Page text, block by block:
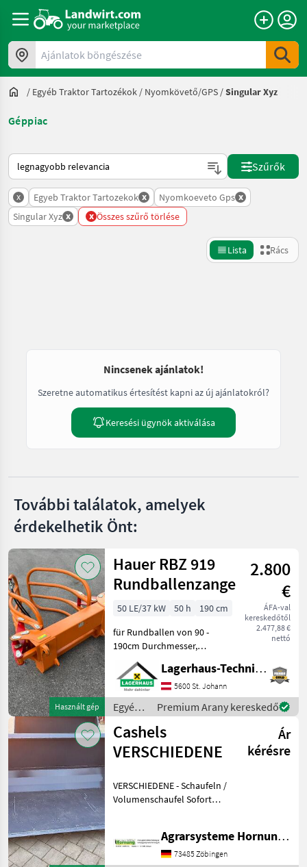
Ajánlatok böngészése
/ Egyéb Traktor Tartozékok / Nyomkövető/GPS /Singular Xyz
Géppiac
Így van sorba rendezve a Landwirt.com-on
Szűrők
x Egyeb Traktor Tartozekok x Nyomkoeveto Gps x
Singular Xyz x x Összes szűrő törlése
Lista Rács
Nincsenek ajánlatok!
Szeretne automatikus értesítést kapni az új ajánlatokról?
Keresési ügynök aktiválása
További találatok, amelyek
érdekelhetik Önt:
Használt gép
Hauer RBZ 919
Rundballenzange
2.800
€
ÁFA-val
kereskedőtől
2.477,88 €
nettó
50 LE/37 kW 50 h
190 cm
für Rundballen von 90 -
190cm Durchmesser,
Gewicht: 237kg,
Euroaufnahme, guter
Zustand Kaufpreis inkl. 13%
Mwst. Wir bitten telefonisch
oder per Mail Ihren Besuch
be
Lagerhaus-Technik St. Johann
5600 St. Johann
Egyéb
traktor
tartozékok
/ Hauer
Premium Arany kereskedő
Cashels
VERSCHIEDENE
Ár
kérésre
VERSCHIEDENE - Schaufeln /
Volumenschaufel Sofort
tartozékok Homlokrakodó
függesztett munkagépei
Agrarsysteme Hornung GmbH & Co. KG
73485 Zöbingen